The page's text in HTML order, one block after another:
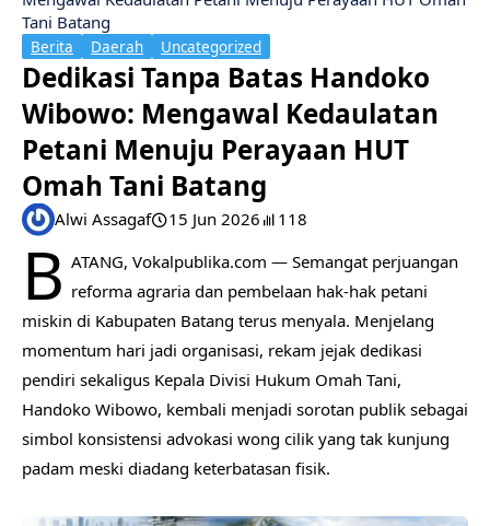
Tani Batang
Berita Daerah Uncategorized
Dedikasi Tanpa Batas Handoko
Wibowo: Mengawal Kedaulatan
Petani Menuju Perayaan HUT
Omah Tani Batang
Alwi Assagaf 15 Jun 2026 118
B ATANG, Vokalpublika.com — Semangat perjuangan
reforma agraria dan pembelaan hak-hak petani
miskin di Kabupaten Batang terus menyala. Menjelang
momentum hari jadi organisasi, rekam jejak dedikasi
pendiri sekaligus Kepala Divisi Hukum Omah Tani,
Handoko Wibowo, kembali menjadi sorotan publik sebagai
simbol konsistensi advokasi wong cilik yang tak kunjung
padam meski diadang keterbatasan fisik.